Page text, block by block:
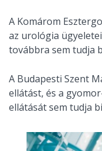
A Komárom
az urológia
továbbra sem tudja
A Budapesti Szent
ellátást, és a
ellátását sem tudja